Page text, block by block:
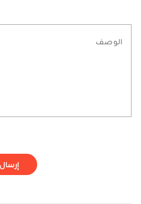
الوصف
إرسال